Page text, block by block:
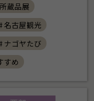
蔵品展
名古屋観光
ナゴヤたび
すめ